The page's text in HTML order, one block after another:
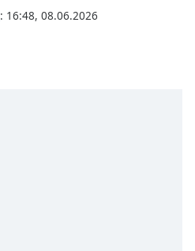
: 16:48, 08.06.2026